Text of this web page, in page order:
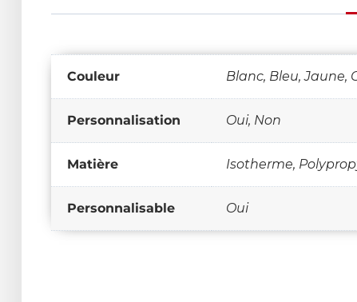
Couleur Blanc, Bleu, Jaune,
Personnalisation Oui, Non
Matière Isotherme,
Personnalisable Oui